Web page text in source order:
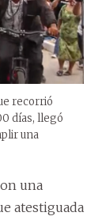
recorrió
días, llegó
una
una
atestiguada